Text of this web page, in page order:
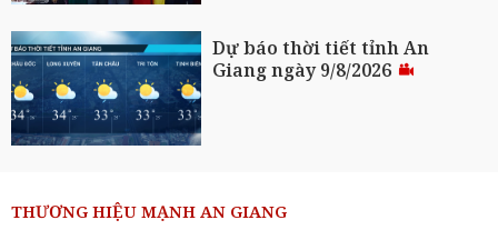
Dự báo thời tiết tỉnh An
Giang ngày 9/8/2026
THƯƠNG HIỆU MẠNH AN GIANG